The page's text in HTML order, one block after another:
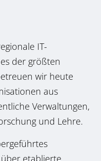
IT-
der größten
wir heute
aus
Verwaltungen,
und Lehre.
etablierte